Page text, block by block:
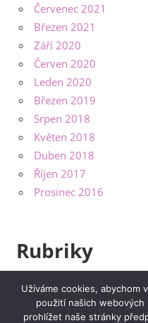
Červenec 2021
Březen 2021
Září 2020
Červen 2020
Leden 2020
Březen 2019
Srpen 2018
Květen 2018
Duben 2018
Říjen 2017
Prosinec 2016
Rubriky
Bydlení
Výrobky
Užíváme cookies, abychom
použití našich
prohlížet naše stránky